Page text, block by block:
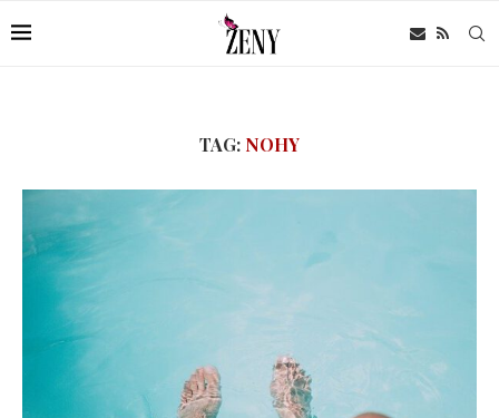
TAG: NOHY